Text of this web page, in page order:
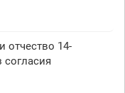
14-
согласия